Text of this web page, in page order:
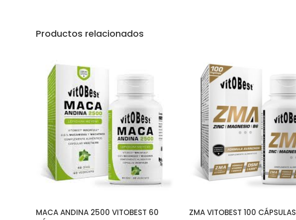
Productos relacionados
AÑADIR AL CARRITO
MACA ANDINA 2500 VITOBEST 60
AÑADIR AL CARRITO
ZMA VITOBEST 100 CÁPSULAS